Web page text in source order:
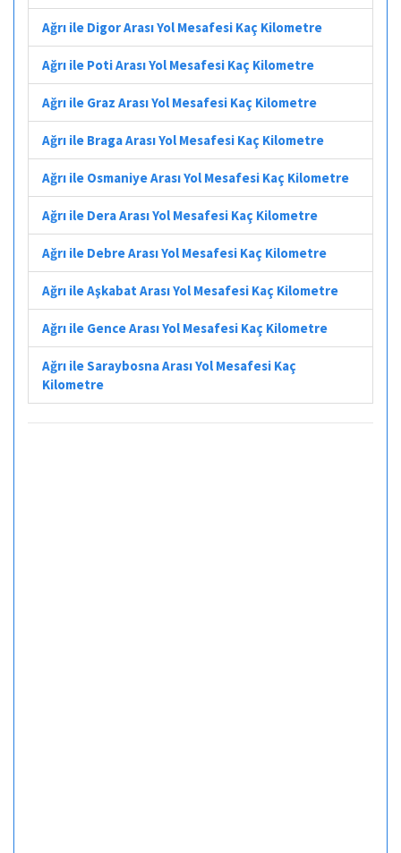
Ağrı ile Digor Arası Yol Mesafesi Kaç Kilometre
Ağrı ile Poti Arası Yol Mesafesi Kaç Kilometre
Ağrı ile Graz Arası Yol Mesafesi Kaç Kilometre
Ağrı ile Braga Arası Yol Mesafesi Kaç Kilometre
Ağrı ile Osmaniye Arası Yol Mesafesi Kaç Kilometre
Ağrı ile Dera Arası Yol Mesafesi Kaç Kilometre
Ağrı ile Debre Arası Yol Mesafesi Kaç Kilometre
Ağrı ile Aşkabat Arası Yol Mesafesi Kaç Kilometre
Ağrı ile Gence Arası Yol Mesafesi Kaç Kilometre
Ağrı ile Saraybosna Arası Yol Mesafesi Kaç
Kilometre